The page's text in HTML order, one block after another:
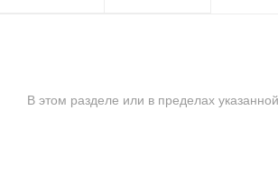
В этом разделе или в пределах